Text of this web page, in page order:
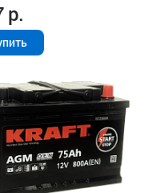
р.